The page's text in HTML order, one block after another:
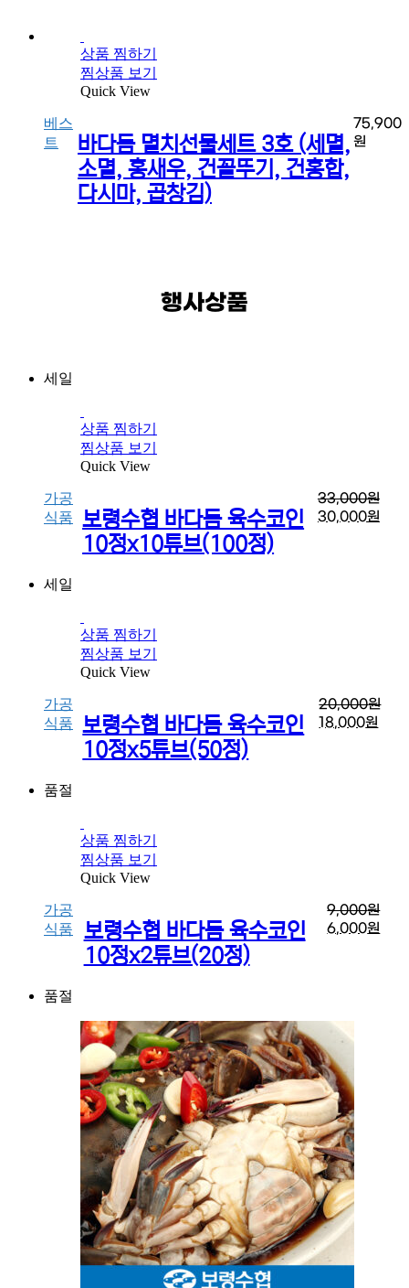
상품 찜하기
찜상품 보기
Quick View
베스
트
바다듬 멸치선물세트 3호 (세멸,
소멸, 홍새우, 건꼴뚜기, 건홍합,
다시마, 곱창김)
75,900
원
행사상품
세일
상품 찜하기
찜상품 보기
Quick View
가공
식품
보령수협 바다듬 육수코인
10정x10튜브(100정)
33,000원
30,000원
세일
상품 찜하기
찜상품 보기
Quick View
가공
식품
보령수협 바다듬 육수코인
10정x5튜브(50정)
20,000원
18,000원
품절
상품 찜하기
찜상품 보기
Quick View
가공
식품
보령수협 바다듬 육수코인
10정x2튜브(20정)
9,000원
6,000원
품절